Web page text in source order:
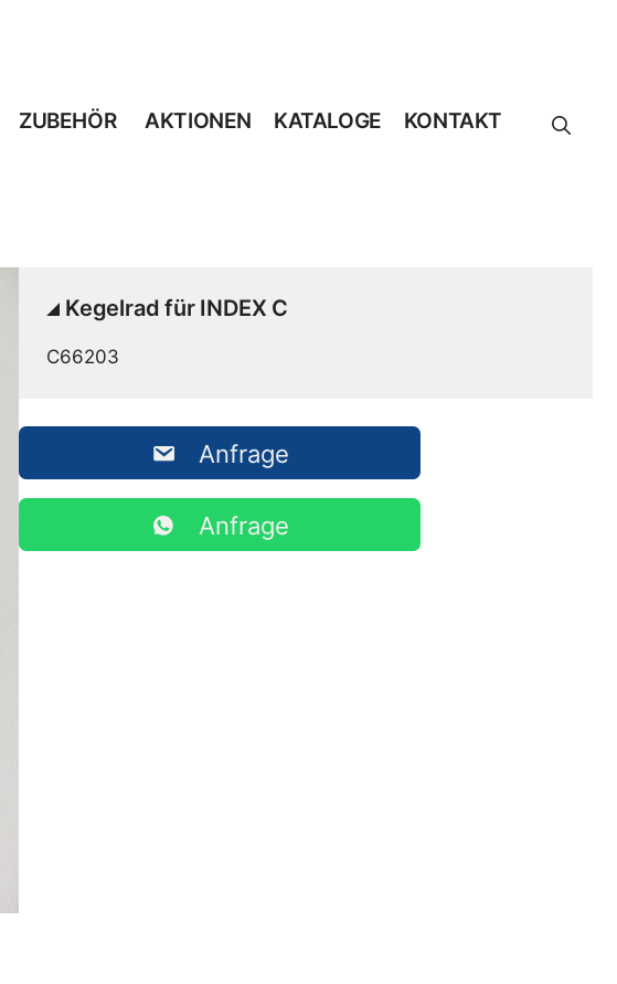
ZUBEHÖR AKTIONEN KATALOGE KONTAKT
Kegelrad für INDEX C
C66203
Anfrage
Anfrage